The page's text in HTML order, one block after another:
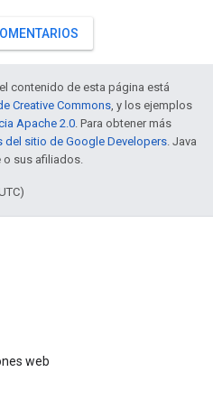
contenido de esta página está
Creative Commons, y los ejemplos
Apache 2.0. Para obtener más
del sitio de Google Developers. Java
o sus afiliados.
web